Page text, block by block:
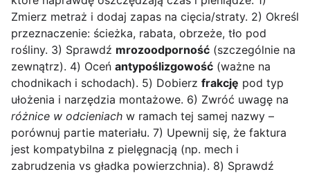
Zmierz metraż i dodaj zapas na cięcia/straty. 2) Określ
przeznaczenie: ścieżka, rabata, obrzeże, tło pod
rośliny. 3) Sprawdź mrozoodporność (szczególnie na
zewnątrz). 4) Oceń antypoślizgowość (ważne na
chodnikach i schodach). 5) Dobierz frakcję pod typ
ułożenia i narzędzia montażowe. 6) Zwróć uwagę na
różnice w odcieniach w ramach tej samej nazwy –
porównuj partie materiału. 7) Upewnij się, że faktura
jest kompatybilna z pielęgnacją (np. mech i
zabrudzenia vs gładka powierzchnia). 8) Sprawdź